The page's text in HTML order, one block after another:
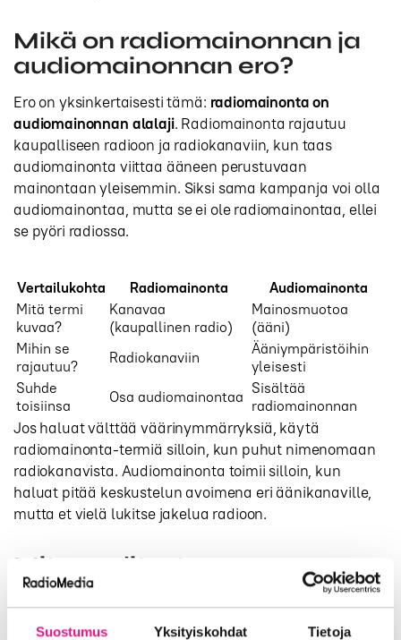
Suostumus Yksityiskohdat Tietoja
Mikä on radiomainonnan ja
audiomainonnan ero?
Ero on yksinkertaisesti tämä: radiomainonta on
audiomainonnan alalaji. Radiomainonta rajautuu
kaupalliseen radioon ja radiokanaviin, kun taas
audiomainonta viittaa ääneen perustuvaan
mainontaan yleisemmin. Siksi sama kampanja voi olla
audiomainontaa, mutta se ei ole radiomainontaa, ellei
se pyöri radiossa.
Vertailukohta Radiomainonta
Audiomainonta
Mitä termi
kuvaa?
Kanavaa
(kaupallinen radio)
Mainosmuotoa
(ääni)
Mihin se
rajautuu?
Radiokanaviin
Ääniympäristöihin
yleisesti
Suhde
toisiinsa
Osa audiomainontaa Sisältää
radiomainonnan
Jos haluat välttää väärinymmärryksiä, käytä
radiomainonta-termiä silloin, kun puhut nimenomaan
radiokanavista. Audiomainonta toimii silloin, kun
haluat pitää keskustelun avoimena eri äänikanaville,
mutta et vielä lukitse jakelua radioon.
Miten valitset
radiomainonnan ja
audiomainonnan välillä?